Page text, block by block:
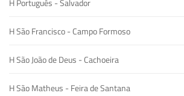
H Português - Salvador
H São Francisco - Campo Formoso
H São João de Deus - Cachoeira
H São Matheus - Feira de Santana